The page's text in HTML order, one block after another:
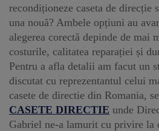
recondiționeze caseta de direcție
una nouă? Ambele opțiuni au
alegerea corectă depinde de mai
costurile, calitatea reparației și
Pentru a afla detalii am facut un
discutat cu reprezentantul celui
casete de directie din Romania,
CASETE DIRECTIE unde
Gabriel ne-a lamurit cu privire la